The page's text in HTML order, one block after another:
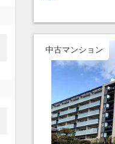
中古マンション